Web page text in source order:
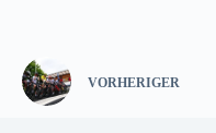
VORHERIGER